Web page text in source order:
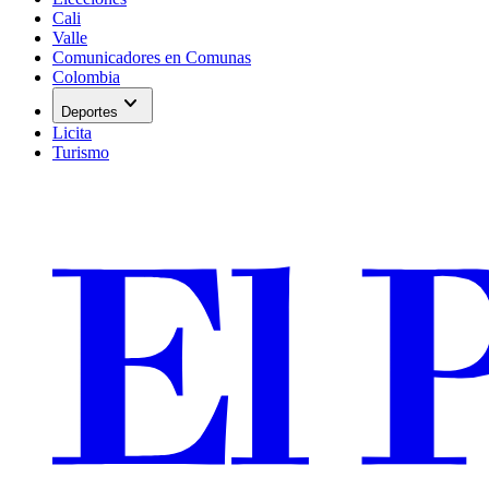
Cali
Valle
Comunicadores en Comunas
Colombia
Deportes expand_more
Licita
Turismo